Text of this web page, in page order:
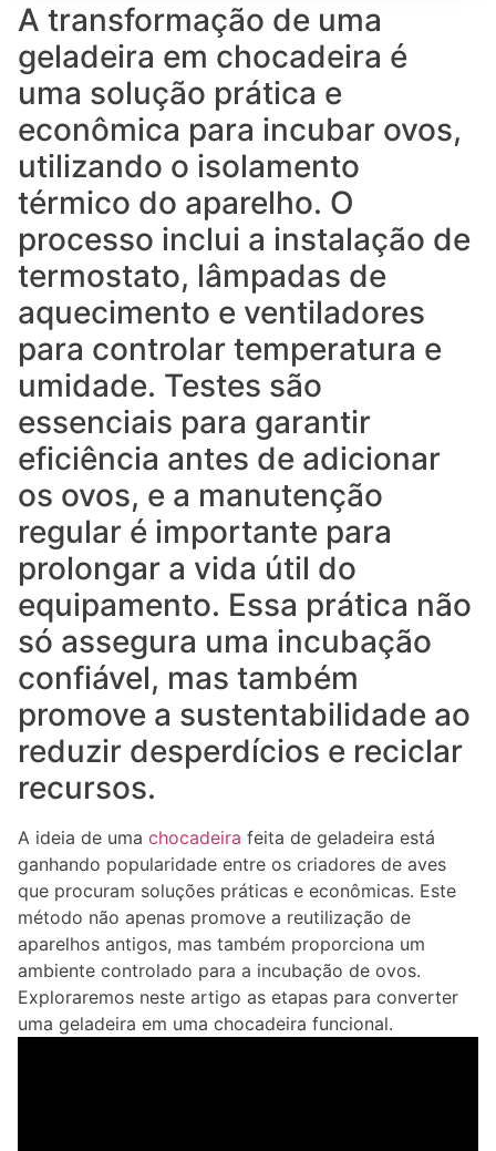
A transformação de uma
geladeira em chocadeira é
uma solução prática e
econômica para incubar ovos,
utilizando o isolamento
térmico do aparelho. O
processo inclui a instalação de
termostato, lâmpadas de
aquecimento e ventiladores
para controlar temperatura e
umidade. Testes são
essenciais para garantir
eficiência antes de adicionar
os ovos, e a manutenção
regular é importante para
prolongar a vida útil do
equipamento. Essa prática não
só assegura uma incubação
confiável, mas também
promove a sustentabilidade ao
reduzir desperdícios e reciclar
recursos.
A ideia de uma chocadeira feita de geladeira está
ganhando popularidade entre os criadores de aves
que procuram soluções práticas e econômicas. Este
método não apenas promove a reutilização de
aparelhos antigos, mas também proporciona um
ambiente controlado para a incubação de ovos.
Exploraremos neste artigo as etapas para converter
uma geladeira em uma chocadeira funcional.